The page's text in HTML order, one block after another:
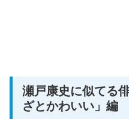
瀬戸康史に似てる
ざとかわいい」編